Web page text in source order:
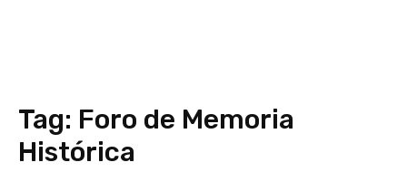
Tag: Foro de Memoria
Histórica